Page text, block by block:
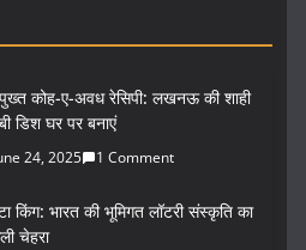
कोह-ए-अवध रेसिपी: लखनऊ की शाही
डिश घर पर बनाएं
24, 2025 1 Comment
किंग: भारत की भूमिगत लॉटरी संस्कृति का
चेहरा